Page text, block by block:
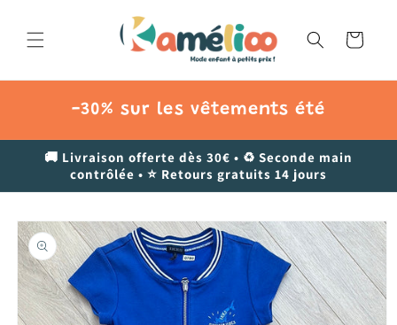
au
contenu
Panier
-30% sur les vêtements été
🚚 Livraison offerte dès 30€ • ♻️ Seconde main
contrôlée • ⭐ Retours gratuits 14 jours
Passer aux
informations
produits